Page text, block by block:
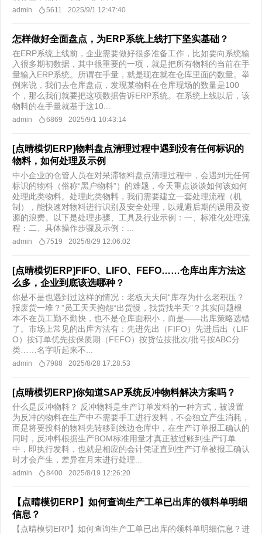
admin 5611 2025/9/1 12:47:40
怎样做好全面盘点，为ERP系统上线打下坚实基础？
在ERP系统上线前，企业需要做好很多准备工作，比如要向系统输
入很多期初数据，其中很重要的一项，就是把所有物料的当前在手
量输入ERP系统。所谓在手量，就是现在就在仓库里面的数量。举
例来说，我们去仓库盘点，发现某物料在仓库现场的数量是100
个，那么我们就要把这项数据告诉ERP系统。在系统上线以后，该
物料的在手量就基于这10...
admin 6869 2025/9/1 10:43:14
[点晴模切ERP]物料盘点清理过程中遇到没有任何标识的
物料，如何处理及示例
中小企业的仓管人员在对呆滞物料盘点清理过程中，会遇到无任何
标识的物料（俗称“黑户物料”）的难题，今天重点谈谈如何该如何
处理此类物料。处理此类物料，我们需要建立一套处理流程（机
制），能快速对物料进行识别及安全处理，以规避后期的误用及资
源的浪费。以下是处理步骤、工具及行业示例：一、标准化处理流
程：​二、具体操作步骤及示例：...
admin 7519 2025/8/29 12:06:02
[点晴模切ERP]FIFO、LIFO、FEFO……仓库出库方法这
么多，企业到底该选哪种？
你是不是也遇到过这样的情况：老板天天问“库存为什么老积压？
报废货一堆？”员工天天抱怨“出货慢，找货找半天”？其实问题根
本不在员工勤不勤快，也不是仓库面积小，而是——出库策略选错
了。市场上常见的出库方法有：先进先出（FIFO）先进后出（LIF
O）按订单优先按保质期（FEFO）按货位按批次/批号按ABC分
类……名字听起来不...
admin 7988 2025/8/28 17:28:53
[点晴模切ERP]你知道SAP系统反冲物料解决方案吗？
什么是反冲物料？ 反冲物料是生产订单发料的一种方式，被设置
为反冲的物料在生产中不需要手工进行发料，不会独立产生消耗，
而是将要投料的物料先转移到线边仓库中，在生产订单报工确认的
同时，反冲料根据生产BOM标准用量才真正被过账到生产订单
中，即执行发料，也就是相应的会计凭证直到生产订单被报工确认
时才会产生，差异在月末进行处理...
admin 8400 2025/8/19 12:26:20
【点晴模切ERP】如何查询生产工单已出库的领料单明细
信息？
【点晴模切ERP】如何查询生产工单已出库的领料单明细信息？​进